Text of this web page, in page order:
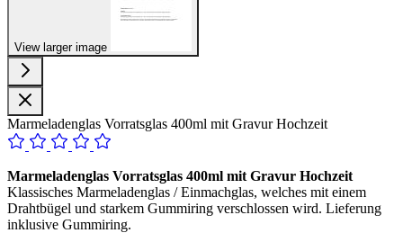
View larger image
Marmeladenglas Vorratsglas 400ml mit Gravur Hochzeit
Marmeladenglas Vorratsglas 400ml mit Gravur Hochzeit
Klassisches Marmeladenglas / Einmachglas, welches mit einem
Drahtbügel und starkem Gummiring verschlossen wird. Lieferung
inklusive Gummiring.